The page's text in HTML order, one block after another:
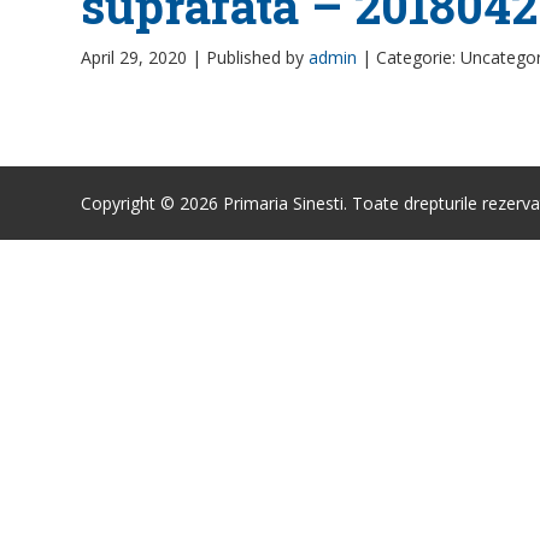
April 29, 2020 | Published by admin | Categorie:
Copyright © 2026 Primaria Sinesti. Toate drepturile